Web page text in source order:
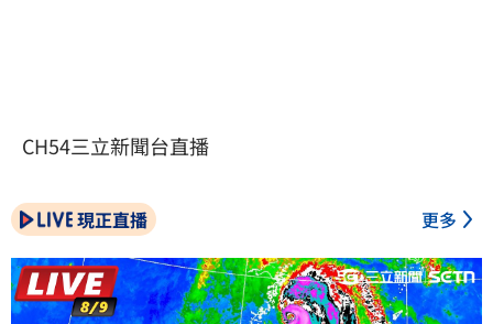
CH54三立新聞台直播
現正直播 更多